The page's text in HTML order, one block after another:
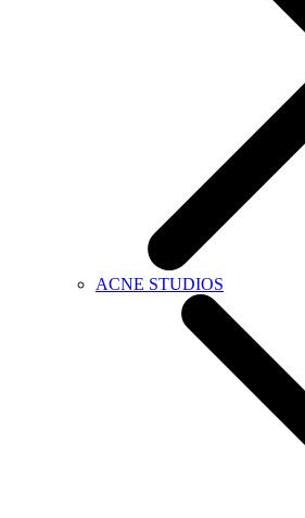
ACNE STUDIOS